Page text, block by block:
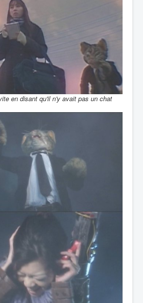
en disant qu'il n'y avait pas un chat